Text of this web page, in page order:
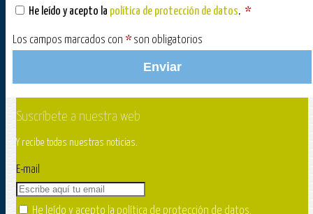
He leído y acepto la política de protección de datos. *
Los campos marcados con * son obligatorios
Enviar
Suscríbete a nuestra web
Y recibe todas nuestras noticias.
E-mail
He leído y acepto la política de protección de datos.